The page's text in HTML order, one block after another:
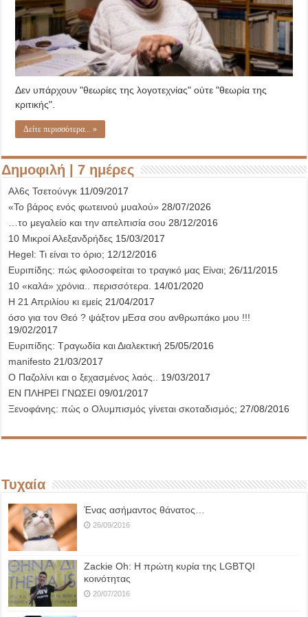
Δεν υπάρχουν "θεωρίες της λογοτεχνίας" ούτε "θεωρία της
κριτικής".
Δείτε περισσότερα... »
Δημοφιλή | 7 ημέρες
Αλ6ς Τσετούνγκ 11/09/2017
«Το βάρος ενός φωτεινού μυαλού» 28/07/2026
…το μεγαλείο και την απελπισία σου 28/12/2016
10 Μικροί Αλεξανδρήδες 15/03/2017
Hegel: Τι είναι το όριο; 12/12/2016
Ευριπίδης: πώς φιλοσοφείται το τραγικό μας Είναι; 26/11/2015
10 «καλά» χρόνια.. περισσότερα. 14/01/2020
Η 21 Απριλίου κι εμείς 21/04/2017
όσο για τον Θεό ? ψάξτον μΕσα σου ανθρωπάκο μου !!!
19/02/2017
Ευριπίδης: Τραγωδία και Διαλεκτική 25/05/2016
manifesto 21/03/2017
Ο Παζολίνι και ο ξεχασμένος λαός.. 19/03/2017
ΕΝ ΠΛΗΡΕΙ ΓΝΩΣΕΙ 09/01/2017
Ξενοφάνης: πώς ο Ολυμπισμός γίνεται σκοταδισμός; 27/08/2016
Τυχαία
Ένας ασήμαντος θάνατος…
26/09/2016
Ζackie Oh: Η πρώτη κυρία της LGBTQΙ
κοινότητας
20/07/2016